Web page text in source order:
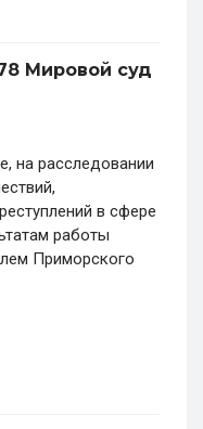
Мировой суд
на расследовании
в сфере
работы
Приморского